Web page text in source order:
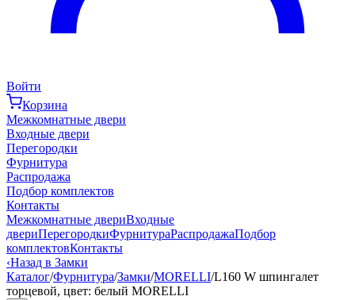
Войти
Корзина
Межкомнатные двери
Входные двери
Перегородки
Фурнитура
Распродажа
Подбор комплектов
Контакты
Межкомнатные двериВходные
двериПерегородкиФурнитураРаспродажаПодбор
комплектовКонтакты
‹Назад в Замки
Каталог/Фурнитура/Замки/MORELLI/L160 W шпингалет
торцевой, цвет: белый MORELLI